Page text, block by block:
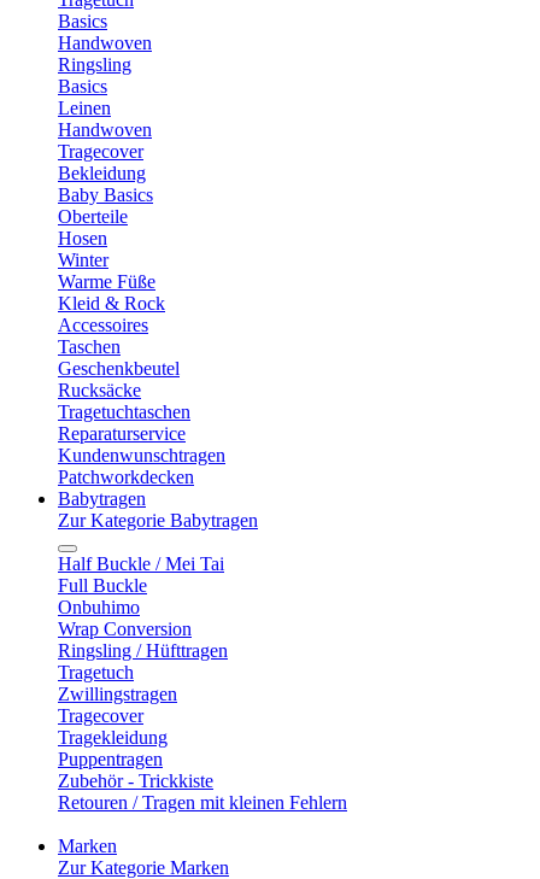
Basics
Handwoven
Ringsling
Basics
Leinen
Handwoven
Tragecover
Bekleidung
Baby Basics
Oberteile
Hosen
Winter
Warme Füße
Kleid & Rock
Accessoires
Taschen
Geschenkbeutel
Rucksäcke
Tragetuchtaschen
Reparaturservice
Kundenwunschtragen
Patchworkdecken
Babytragen
Zur Kategorie Babytragen
Half Buckle / Mei Tai
Full Buckle
Onbuhimo
Wrap Conversion
Ringsling / Hüfttragen
Tragetuch
Zwillingstragen
Tragecover
Tragekleidung
Puppentragen
Zubehör - Trickkiste
Retouren / Tragen mit kleinen Fehlern
Marken
Zur Kategorie Marken